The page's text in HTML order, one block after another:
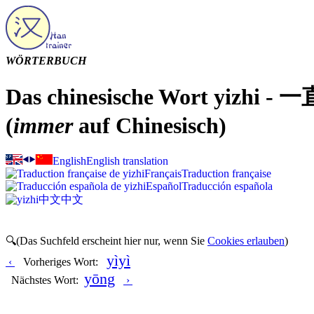
WÖRTERBUCH
Das chinesische Wort yizhi - 一
(immerauf Chinesisch)
EnglishEnglish translation
FrançaisTraduction française
EspañolTraducción española
中文中文
🔍(Das Suchfeld erscheint hier nur, wenn Sie Cookies erlauben)
‹
Vorheriges Wort: yìyì
Nächstes Wort: yōng ›